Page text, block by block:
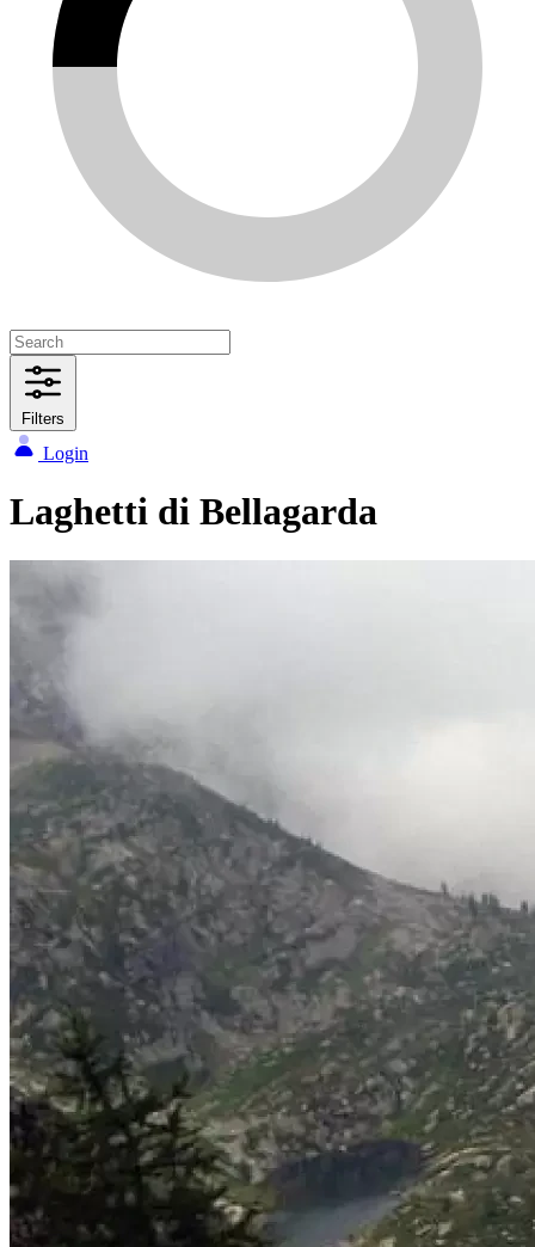
Filters
Login
Laghetti di Bellagarda